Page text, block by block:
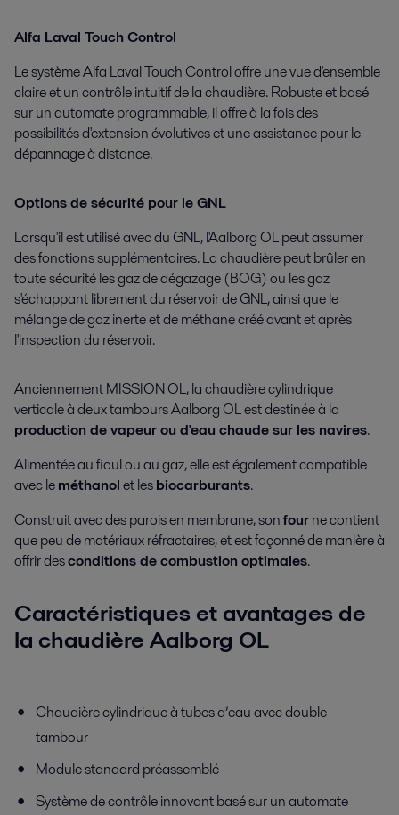
Alfa Laval Touch Control
Le système Alfa Laval Touch Control offre une vue d'ensemble
claire et un contrôle intuitif de la chaudière. Robuste et basé
sur un automate programmable, il offre à la fois des
possibilités d'extension évolutives et une assistance pour le
dépannage à distance.
Options de sécurité pour le GNL
Lorsqu'il est utilisé avec du GNL, l'Aalborg OL peut assumer
des fonctions supplémentaires. La chaudière peut brûler en
toute sécurité les gaz de dégazage (BOG) ou les gaz
s'échappant librement du réservoir de GNL, ainsi que le
mélange de gaz inerte et de méthane créé avant et après
l'inspection du réservoir.
Anciennement MISSION OL, la chaudière cylindrique
verticale à deux tambours Aalborg OL est destinée à la
production de vapeur ou d'eau chaude sur les navires.
Alimentée au fioul ou au gaz, elle est également compatible
avec leméthanolet lesbiocarburants.
Construit avec des parois en membrane, sonfourne contient
que peu de matériaux réfractaires, et est façonné de manière à
offrir desconditions de combustion optimales.
Caractéristiques et avantages de
la chaudière Aalborg OL
Chaudière cylindrique à tubes d’eau avec double
tambour
Module standard préassemblé
Système de contrôle innovant basé sur un automate